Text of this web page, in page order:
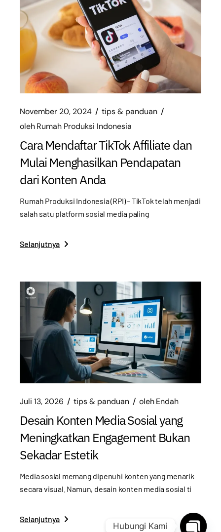
November 20, 2024
tips & panduan
olehRumah Produksi Indonesia
Cara Mendaftar TikTok Affiliate dan
Mulai Menghasilkan Pendapatan
dari Konten Anda
Rumah Produksi Indonesia (RPI) – TikTok telah menjadi
salah satu platform sosial media paling
Selanjutnya
Juli 13, 2026 tips & panduan olehEndah
Desain Konten Media Sosial yang
Meningkatkan Engagement Bukan
Sekadar Estetik
Media sosial memang dipenuhi konten yang menarik
secara visual. Namun, desain konten media sosial ti
Selanjutnya
Hubungi Kami